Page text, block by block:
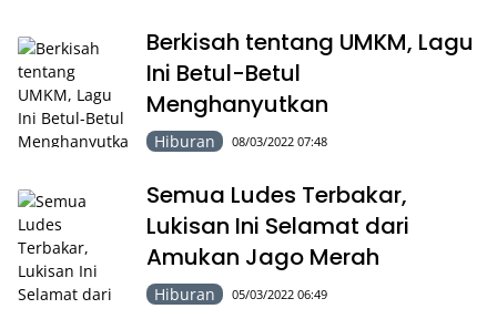
Berkisah tentang UMKM, Lagu
Ini Betul-Betul
Menghanyutkan
Hiburan 08/03/2022 07:48
Semua Ludes Terbakar,
Lukisan Ini Selamat dari
Amukan Jago Merah
Hiburan 05/03/2022 06:49